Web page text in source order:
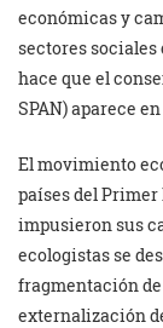
económicas y
sectores
hace que el
SPAN) aparece
El movimiento
países del
impusieron sus
ecologistas se
fragmentación
externalización